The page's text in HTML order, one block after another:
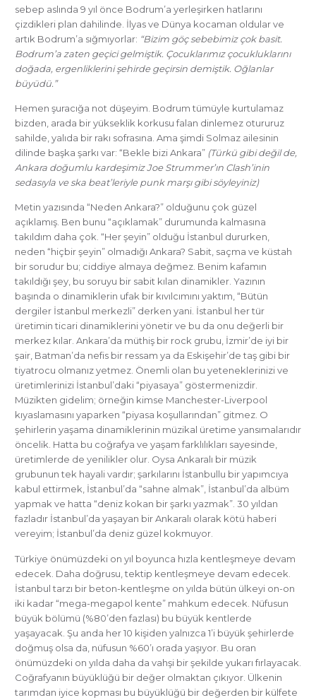
sebep aslında 9 yıl önce Bodrum’a yerleşirken hatlarını
çizdikleri plan dahilinde. İlyas ve Dünya kocaman oldular ve
artık Bodrum’a sığmıyorlar: “Bizim göç sebebimiz çok basit.
Bodrum’a zaten geçici gelmiştik. Çocuklarımız çocukluklarını
doğada, ergenliklerini şehirde geçirsin demiştik. Oğlanlar
büyüdü.”
Hemen şuracığa not düşeyim. Bodrum tümüyle kurtulamaz
bizden, arada bir yükseklik korkusu falan dinlemez otururuz
sahilde, yalıda bir rakı sofrasına. Ama şimdi Solmaz ailesinin
dilinde başka şarkı var: “Bekle bizi Ankara” (Türkü gibi değil de,
Ankara doğumlu kardeşimiz Joe Strummer’ın Clash’inin
sedasıyla ve ska beat’leriyle punk marşı gibi söyleyiniz)
Metin yazısında “Neden Ankara?” olduğunu çok güzel
açıklamış. Ben bunu “açıklamak” durumunda kalmasına
takıldım daha çok. “Her şeyin” olduğu İstanbul dururken,
neden “hiçbir şeyin” olmadığı Ankara? Sabit, saçma ve küstah
bir sorudur bu; ciddiye almaya değmez. Benim kafamın
takıldığı şey, bu soruyu bir sabit kılan dinamikler. Yazının
başında o dinamiklerin ufak bir kıvılcımını yaktım, “Bütün
dergiler İstanbul merkezli” derken yani. İstanbul her tür
üretimin ticari dinamiklerini yönetir ve bu da onu değerli bir
merkez kılar. Ankara’da müthiş bir rock grubu, İzmir’de iyi bir
şair, Batman’da nefis bir ressam ya da Eskişehir’de taş gibi bir
tiyatrocu olmanız yetmez. Önemli olan bu yeteneklerinizi ve
üretimlerinizi İstanbul’daki “piyasaya” göstermenizdir.
Müzikten gidelim; örneğin kimse Manchester-Liverpool
kıyaslamasını yaparken “piyasa koşullarından” gitmez. O
şehirlerin yaşama dinamiklerinin müzikal üretime yansımalarıdır
öncelik. Hatta bu coğrafya ve yaşam farklılıkları sayesinde,
üretimlerde de yenilikler olur. Oysa Ankaralı bir müzik
grubunun tek hayali vardır; şarkılarını İstanbullu bir yapımcıya
kabul ettirmek, İstanbul’da “sahne almak”, İstanbul’da albüm
yapmak ve hatta “deniz kokan bir şarkı yazmak”. 30 yıldan
fazladır İstanbul’da yaşayan bir Ankaralı olarak kötü haberi
vereyim; İstanbul’da deniz güzel kokmuyor.
Türkiye önümüzdeki on yıl boyunca hızla kentleşmeye devam
edecek. Daha doğrusu, tektip kentleşmeye devam edecek.
İstanbul tarzı bir beton-kentleşme on yılda bütün ülkeyi on-on
iki kadar “mega-megapol kente” mahkum edecek. Nüfusun
büyük bölümü (%80’den fazlası) bu büyük kentlerde
yaşayacak. Şu anda her 10 kişiden yalnızca 1’i büyük şehirlerde
doğmuş olsa da, nüfusun %60’ı orada yaşıyor. Bu oran
önümüzdeki on yılda daha da vahşi bir şekilde yukarı fırlayacak.
Coğrafyanın büyüklüğü bir değer olmaktan çıkıyor. Ülkenin
tarımdan iyice kopması bu büyüklüğü bir değerden bir külfete